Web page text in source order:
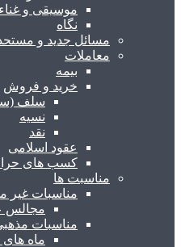
موسیقی و غناء
نگاه
مسائل جدید و
معاملات
بیمه
خرید و فروش
سلف
نسیه
نقد
عقود اسلامی
کسب های حرام
مناسبت ها
مناسبات غیر
مجالس
مناسبات مذهبی
ماه های